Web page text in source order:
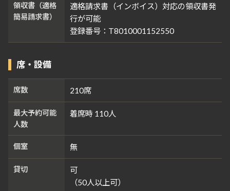
領収書（適格
簡易請求書）
適格請求書（インボイス）対応の領収書発
行が可能
登録番号：T8010001152550
席・設備
席数 210席
最大予約可能
人数
着席時 110人
個室 無
貸切
可
（50人以上可）